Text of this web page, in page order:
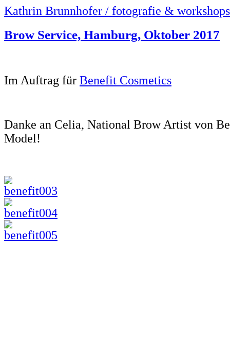
Kathrin Brunnhofer / fotografie & workshops
Brow Service, Hamburg, Oktober 2017
Im Auftrag für Benefit Cosmetics
Danke an Celia, National Brow Artist von
Model!